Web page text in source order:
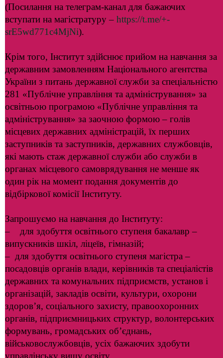
(Посилання на телеграм-канал для бажаючих
вступати на магістратуру – https://t.me/+-
srE5wd771c4MjNi).
Крім того, Інститут здійснює прийом на навчання за
державним замовленням Національного агентства
України з питань державної служби за спеціальністю
281 «Публічне управління та адміністрування» за
освітньою програмою «Публічне управління та
адміністрування» за заочною формою – голів
місцевих державних адміністрацій, їх перших
заступників та заступників, державних службовців,
які мають стаж державної служби або служби в
органах місцевого самоврядування не менше як
один рік на момент подання документів до
відбіркової комісії Інституту.
Запрошуємо на навчання до Інституту:
– для здобуття освітнього ступеня бакалавр –
випускників шкіл, ліцеїв, гімназій;
– для здобуття освітнього ступеня магістра –
посадовців органів влади, керівників та спеціалістів
державних та комунальних підприємств, установ і
організацій, закладів освіти, культури, охорони
здоров’я, соціального захисту, правоохоронних
органів, підприємницьких структур, волонтерських
формувань, громадських об’єднань,
військовослужбовців, усіх бажаючих здобути
управлінську вищу освіту.